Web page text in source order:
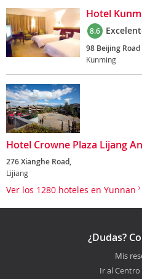
Hotel
8.6
98 Beijing
Kunming
Hotel Crowne Plaza Lijang
276 Xianghe Road,
Lijiang
Ver los 1280 hoteles en Yunnan
¿Dudas?
Mis
Ir al